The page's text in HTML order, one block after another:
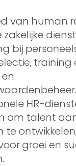
van human
bij
training
HR-
om talent
te
groei en